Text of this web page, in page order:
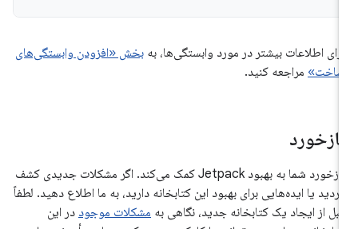
اطلاعات بیشتر در مورد وابستگی‌ها، به بخش «افزودن وابستگی‌های
مراجعه کنید.
بازخورد شما به بهبود Jetpack کمک می‌کند. اگر مشکلات جدیدی کشف
یا ایده‌هایی برای بهبود این کتابخانه دارید، به ما اطلاع دهید. لطفاً
از ایجاد یک کتابخانه جدید، نگاهی به مشکلات موجوددر این